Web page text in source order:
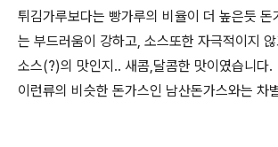
튀김가루보다는 빵가루의 비율이 더 높은듯 돈
는 부드러움이 강하고, 소스또한 자극적이지
소스(?)의 맛인지.. 새콤,달콤한 맛이였습니다.
이런류의 비슷한 돈가스인 남산돈가스와는 차